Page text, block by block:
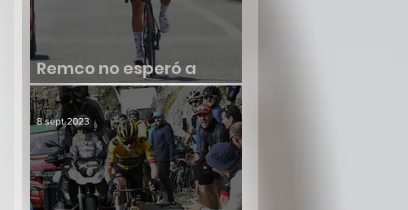
Remco no esperó a
renacer en la Vuelta
8 sept 2023